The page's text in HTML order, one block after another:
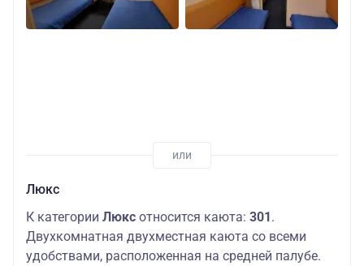
Люкс
К категории Люкс относится каюта: 301.
Двухкомнатная двухместная каюта со всеми
удобствами, расположенная на средней палубе.